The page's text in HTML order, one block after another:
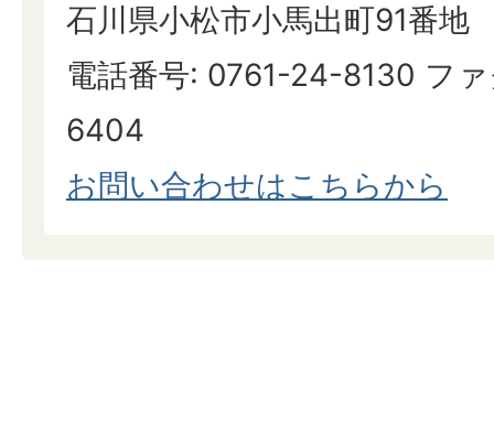
石川県小松市小馬出町91番地
電話番号: 0761-24-8130 フ
6404
お問い合わせはこちらから